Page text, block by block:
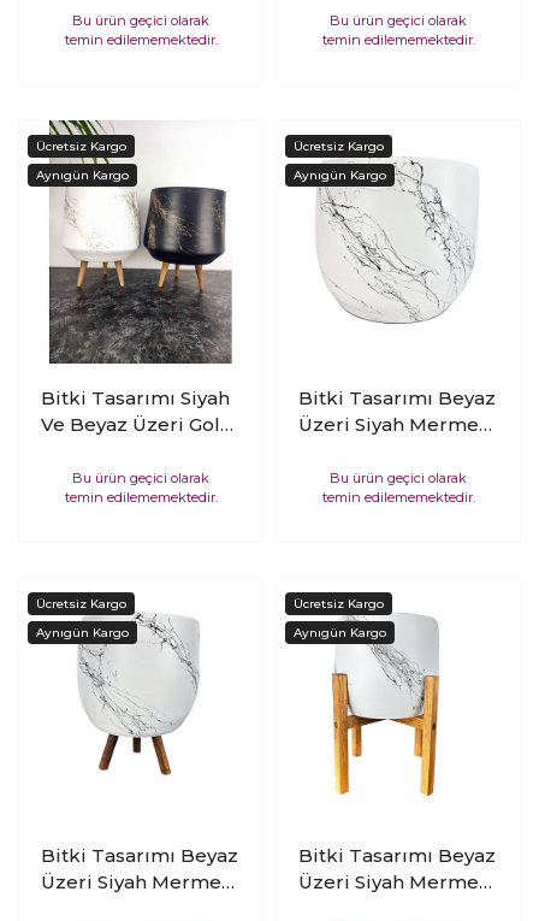
Saksılık Salon
Çiçeklik 3 Ayaklı - 19
Bu ürün geçici olarak
temin edilememektedir.
Salon Çiçeklik İkili
Set Ayaksız - 4
Bu ürün geçici olarak
temin edilememektedir.
Bitki Tasarımı Siyah
Ve Beyaz Üzeri Gold
Keskin Hatlı Toprak
Saksı Saksılık Salon
Bu ürün geçici olarak
temin edilememektedir.
Bitki Tasarımı Beyaz
Üzeri Siyah Mermer
Saksılık Salon
Çiçeklik - 19 CM
Bu ürün geçici olarak
temin edilememektedir.
Bitki Tasarımı Beyaz
Üzeri Siyah Mermer
Bitki Tasarımı Beyaz
Üzeri Siyah Mermer